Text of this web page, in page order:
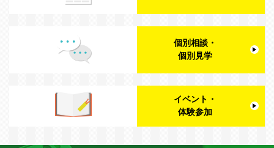
個別相談・
個別見学
イベント・
体験参加